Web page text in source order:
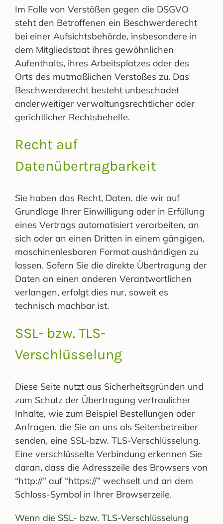
Im Falle von Verstößen gegen die DSGVO
steht den Betroffenen ein Beschwerderecht
bei einer Aufsichtsbehörde, insbesondere in
dem Mitgliedstaat ihres gewöhnlichen
Aufenthalts, ihres Arbeitsplatzes oder des
Orts des mutmaßlichen Verstoßes zu. Das
Beschwerderecht besteht unbeschadet
anderweitiger verwaltungsrechtlicher oder
gerichtlicher Rechtsbehelfe.
Recht auf
Datenübertragbarkeit
Sie haben das Recht, Daten, die wir auf
Grundlage Ihrer Einwilligung oder in Erfüllung
eines Vertrags automatisiert verarbeiten, an
sich oder an einen Dritten in einem gängigen,
maschinenlesbaren Format aushändigen zu
lassen. Sofern Sie die direkte Übertragung der
Daten an einen anderen Verantwortlichen
verlangen, erfolgt dies nur, soweit es
technisch machbar ist.
SSL- bzw. TLS-
Verschlüsselung
Diese Seite nutzt aus Sicherheitsgründen und
zum Schutz der Übertragung vertraulicher
Inhalte, wie zum Beispiel Bestellungen oder
Anfragen, die Sie an uns als Seitenbetreiber
senden, eine SSL-bzw. TLS-Verschlüsselung.
Eine verschlüsselte Verbindung erkennen Sie
daran, dass die Adresszeile des Browsers von
“http://” auf “https://” wechselt und an dem
Schloss-Symbol in Ihrer Browserzeile.
Wenn die SSL- bzw. TLS-Verschlüsselung